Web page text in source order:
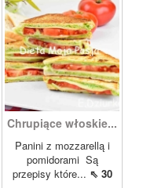
Chrupiące włoskie...
Panini z mozzarellą i
pomidorami Są
przepisy które... ⇖ 30